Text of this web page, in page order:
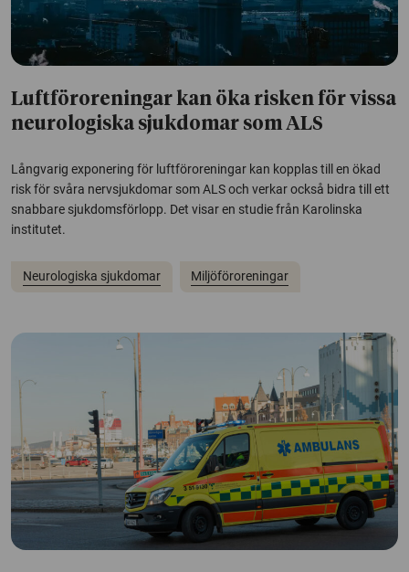
Luftföroreningar kan öka risken för vissa
neurologiska sjukdomar som ALS
Långvarig exponering för luftföroreningar kan kopplas till en ökad
risk för svåra nervsjukdomar som ALS och verkar också bidra till ett
snabbare sjukdomsförlopp. Det visar en studie från Karolinska
institutet.
Neurologiska sjukdomar Miljöföroreningar